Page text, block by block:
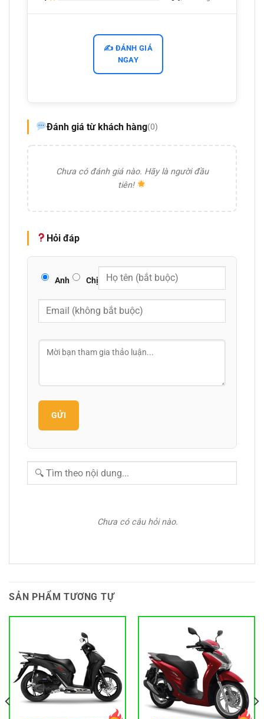
✍️ ĐÁNH GIÁ
NGAY
Đánh giá từ khách hàng(0)
Chưa có đánh giá nào. Hãy là người đầu
tiên!
Hỏi đáp
Anh Chị
GỬI
Chưa có câu hỏi nào.
SẢN PHẨM TƯƠNG TỰ